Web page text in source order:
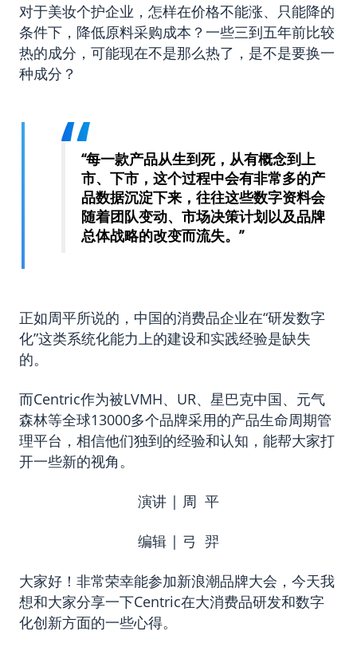
对于美妆个护企业，怎样在价格不能涨、只能降的
条件下，降低原料采购成本？一些三到五年前比较
热的成分，可能现在不是那么热了，是不是要换一
种成分？
“每一款产品从生到死，从有概念到上
市、下市，这个过程中会有非常多的产
品数据沉淀下来，往往这些数字资料会
随着团队变动、市场决策计划以及品牌
总体战略的改变而流失。”
正如周平所说的，中国的消费品企业在“研发数字
化”这类系统化能力上的建设和实践经验是缺失
的。
而Centric作为被LVMH、UR、星巴克中国、元气
森林等全球13000多个品牌采用的产品生命周期管
理平台，相信他们独到的经验和认知，能帮大家打
开一些新的视角。
演讲 | 周 平
编辑 | 弓 羿
大家好！非常荣幸能参加新浪潮品牌大会，今天我
想和大家分享一下Centric在大消费品研发和数字
化创新方面的一些心得。